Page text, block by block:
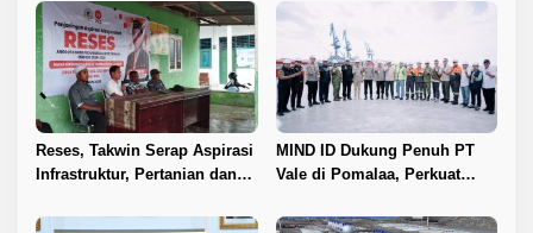
Antam Buka Peta IUP
Sawit di Toli-Toli
Reses, Takwin Serap Aspirasi
Infrastruktur, Pertanian dan
MIND ID Dukung Penuh PT
Vale di Pomalaa, Perkuat
Hilirisasi Nikel